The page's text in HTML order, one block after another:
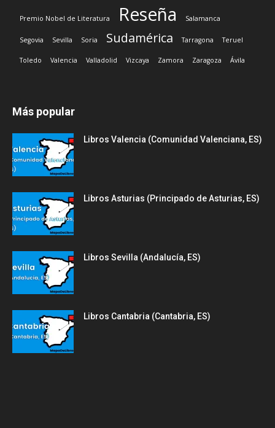
Premio Nobel de Literatura Reseña Salamanca
Segovia Sevilla Soria Sudamérica Tarragona Teruel
Toledo Valencia Valladolid Vizcaya Zamora Zaragoza Ávila
Más popular
Libros Valencia (Comunidad Valenciana, ES)
Libros Asturias (Principado de Asturias, ES)
Libros Sevilla (Andalucía, ES)
Libros Cantabria (Cantabria, ES)